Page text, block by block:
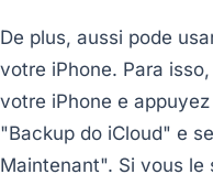
De plus, aussi pode
votre iPhone. Para
votre iPhone e
"Backup do iCloud" e
Maintenant". Si vous